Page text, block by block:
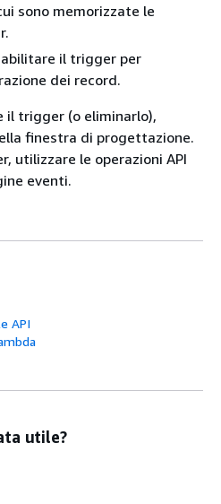
sono memorizzate le
il trigger per
dei record.
trigger (o eliminarlo),
finestra di progettazione.
utilizzare le operazioni API
eventi.
API
utile?